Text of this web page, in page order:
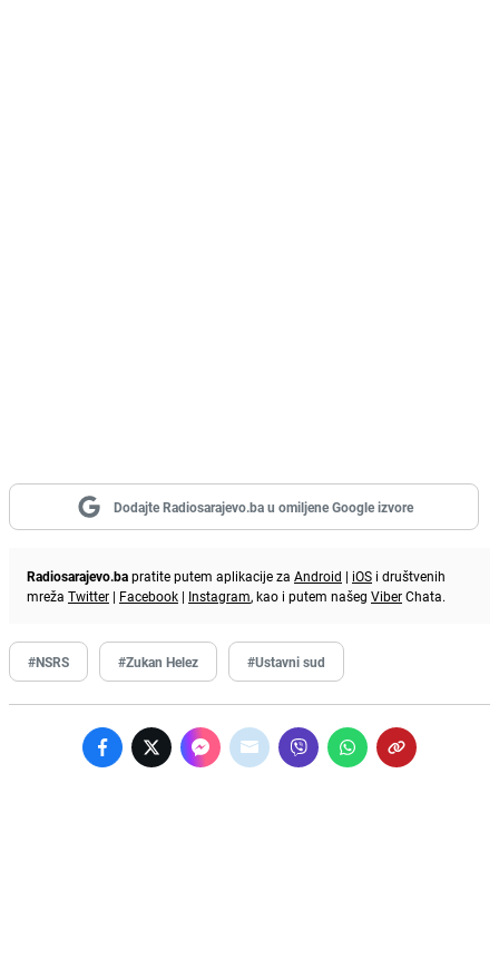
Dodajte Radiosarajevo.ba u omiljene Google izvore
Radiosarajevo.bapratite putem aplikacije za Android | iOS i društvenih
mreža Twitter | Facebook | Instagram, kao i putem našeg ViberChata.
#NSRS #Zukan Helez #Ustavni sud